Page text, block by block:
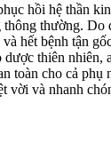
hồi hệ thần
thông thường. Do
hết bệnh tận
dược thiên nhiên,
toàn cho cả phụ
vời và nhanh